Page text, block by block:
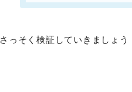
さっそく検証していきましょう